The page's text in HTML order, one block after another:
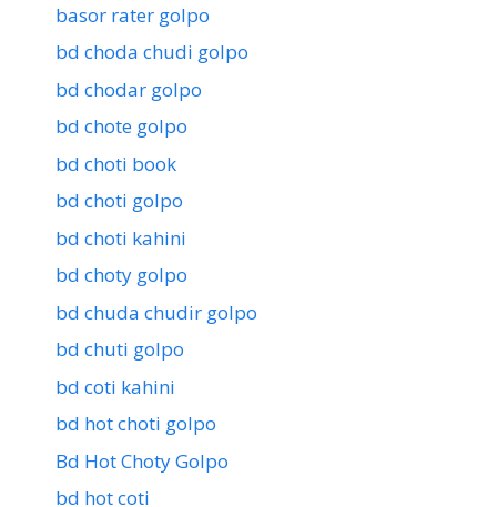
basor rater golpo
bd choda chudi golpo
bd chodar golpo
bd chote golpo
bd choti book
bd choti golpo
bd choti kahini
bd choty golpo
bd chuda chudir golpo
bd chuti golpo
bd coti kahini
bd hot choti golpo
Bd Hot Choty Golpo
bd hot coti